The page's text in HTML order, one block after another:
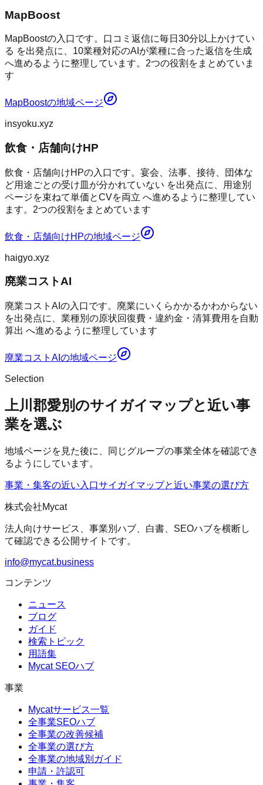
MapBoost
MapBoostの入口です。口コミ返信に毎日30分以上かけてい
る を出発点に、10業種対応のAIが業種に合った返信を生成
へ進めるように整理しています。2つの役割をまとめていま
す
MapBoostの地域ページ
insyoku.xyz
飲食・店舗向けHP
飲食・店舗向けHPの入口です。宴会、法事、接待、団体な
ど用途ごとの受け皿が分かれていない を出発点に、用途別
ページを束ねて単価とCVを両立 へ進めるように整理してい
ます。2つの役割をまとめています
飲食・店舗向けHPの地域ページ
haigyo.xyz
廃業コストAI
廃業コストAIの入口です。廃業にいくらかかるかわからない
を出発点に、業種別の原状回復費・違約金・清算費用を自動
算出 へ進めるように整理しています
廃業コストAI の地域ページ
Selection
上川郡愛別のサイガイマップと近い事
業を選ぶ
地域ページを見た後に、同じグループの事業全体を確認でき
るようにしています。
事業・集客の近い入口サイガイマップと近い事業の選び方
株式会社Mycat
法人向けサービス、事業別ハブ、白書、SEOハブを横断し
て確認できる公開サイトです。
info@mycat.business
コンテンツ
ニュース
ブログ
ガイド
検索トピック
用語集
Mycat SEOハブ
事業
Mycatサービス一覧
全事業SEOハブ
全事業の改善候補
全事業の選び方
全事業の地域別ガイド
申請・許認可